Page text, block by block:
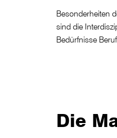
Besonderheiten
sind die
Bedürfnisse
Die